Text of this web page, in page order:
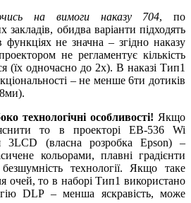
на вимоги наказу 704, по
закладів, обидва варіанти підходять
функціях не значна – згідно наказу
не регламентує кількість
(їх одночасно до 2х). В наказі Тип1
– не менше 6ти дотиків
технологічні особливості! Якщо
то в проекторі EB-536 Wi
3LCD (власна розробка Epson) –
кольорами, плавні градієнти
технології. Якщо таке
очей, то в наборі Тип1 використано
DLP – менша яскравість, може